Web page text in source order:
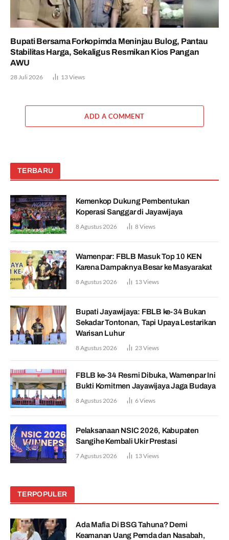
Bupati Bersama Forkopimda Meninjau Bulog, Pantau
Stabilitas Harga, Sekaligus Resmikan Kios Pangan
AWU
28 Juli 2026 13Views
ADD A COMMENT
TERBARU
Kemenkop Dukung Pembentukan
Koperasi Sanggar di Jayawijaya
8 Agustus 2026 8Views
Wamenpar: FBLB Masuk Top 10 KEN
Karena Dampaknya Besar ke Masyarakat
8 Agustus 2026 13Views
Bupati Jayawijaya: FBLB ke-34 Bukan
Sekadar Tontonan, Tapi Upaya Lestarikan
Warisan Luhur
8 Agustus 2026 23Views
FBLB ke-34 Resmi Dibuka, Wamenpar Ini
Bukti Komitmen Jayawijaya Jaga Budaya
8 Agustus 2026 6Views
Pelaksanaan NSIC 2026, Kabupaten
Sangihe Kembali Ukir Prestasi
7 Agustus 2026 13Views
TERPOPULER
Ada Mafia Di BSG Tahuna? Demi
Keamanan Uang Pemda dan Nasabah,